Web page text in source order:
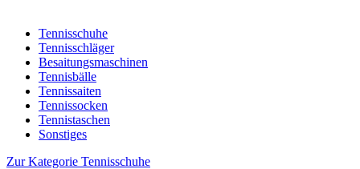
Tennisschuhe
Tennisschläger
Besaitungsmaschinen
Tennisbälle
Tennissaiten
Tennissocken
Tennistaschen
Sonstiges
Zur Kategorie Tennisschuhe